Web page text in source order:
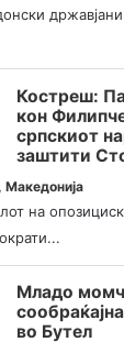
Костреш:
кон
српскиот
заштити
,Македонија
на
Младо
во Бутел